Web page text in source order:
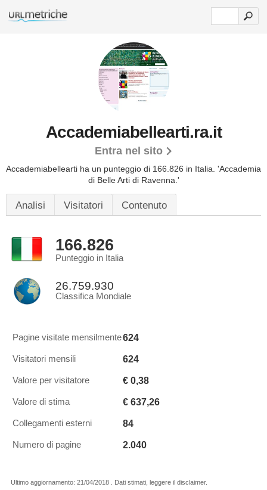
Accademiabellearti.ra.it
Entra nel sito
Accademiabellearti ha un punteggio di 166.826 in Italia. 'Accademia
di Belle Arti di Ravenna.'
Analisi Visitatori Contenuto
166.826
Punteggio in Italia
26.759.930
Classifica Mondiale
Pagine visitate mensilmente624
Visitatori mensili 624
Valore per visitatore € 0,38
Valore di stima € 637,26
Collegamenti esterni 84
Numero di pagine 2.040
Ultimo aggiornamento: 21/04/2018 . Dati stimati, leggere il disclaimer.